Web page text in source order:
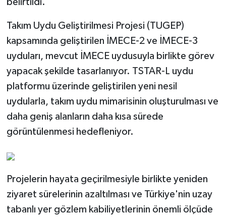
belirtildi.
Takım Uydu Geliştirilmesi Projesi (TUGEP)
kapsamında geliştirilen İMECE-2 ve İMECE-3
uyduları, mevcut İMECE uydusuyla birlikte görev
yapacak şekilde tasarlanıyor. TSTAR-L uydu
platformu üzerinde geliştirilen yeni nesil
uydularla, takım uydu mimarisinin oluşturulması ve
daha geniş alanların daha kısa sürede
görüntülenmesi hedefleniyor.
Projelerin hayata geçirilmesiyle birlikte yeniden
ziyaret sürelerinin azaltılması ve Türkiye'nin uzay
tabanlı yer gözlem kabiliyetlerinin önemli ölçüde